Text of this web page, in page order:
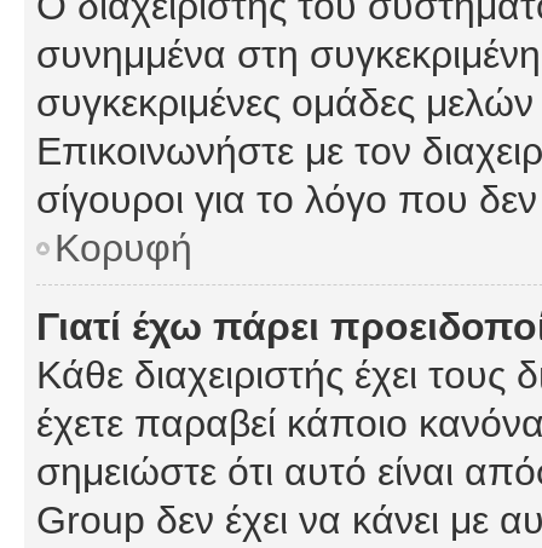
συνημμένα στη
συγκεκριμένες ομάδες
Επικοινωνήστε με τον
σίγουροι για το λόγο που
Κορυφή
Γιατί έχω πάρει
Κάθε διαχειριστής έχει
έχετε παραβεί κάποιο
σημειώστε ότι αυτό είναι
Group δεν έχει να κάνει με